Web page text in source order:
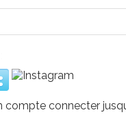
compte connecter